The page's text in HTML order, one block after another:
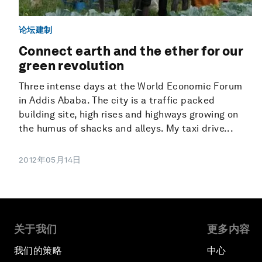
论坛建制
Connect earth and the ether for our
green revolution
Three intense days at the World Economic Forum
in Addis Ababa. The city is a traffic packed
building site, high rises and highways growing on
the humus of shacks and alleys. My taxi drive...
2012年05月14日
关于我们
我们的策略
更多内容
中心